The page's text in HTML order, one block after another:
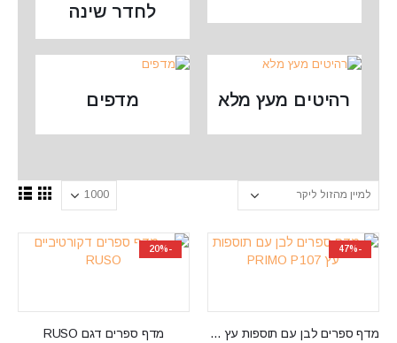
לחדר שינה
רהיטים מעץ מלא מדפים
-47%
מדף ספרים לבן עם תוספות עץ PRIMO P107
-20%
מדף ספרים דגם RUSO